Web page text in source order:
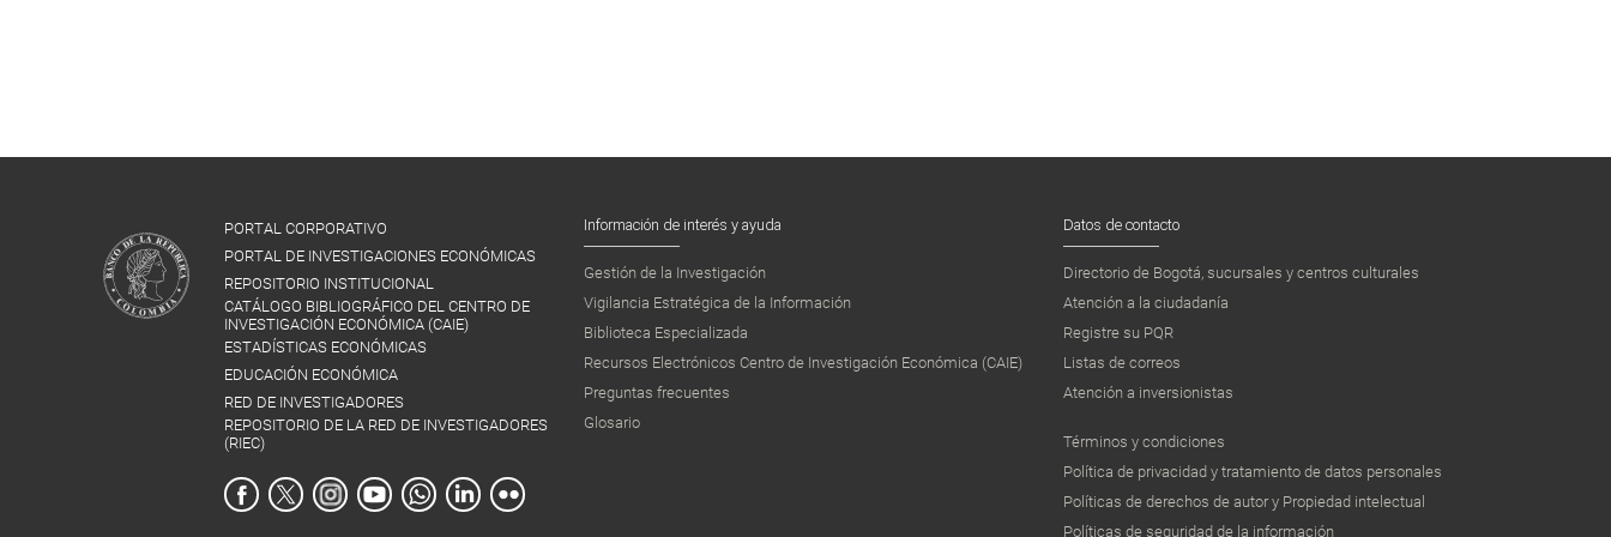
PORTAL CORPORATIVO
PORTAL DE INVESTIGACIONES ECONÓMICAS
REPOSITORIO INSTITUCIONAL
CATÁLOGO BIBLIOGRÁFICO DEL CENTRO DE
INVESTIGACIÓN ECONÓMICA (CAIE)
ESTADÍSTICAS ECONÓMICAS
EDUCACIÓN ECONÓMICA
RED DE INVESTIGADORES
REPOSITORIO DE LA RED DE INVESTIGADORES
(RIEC)
Información de interés y ayuda
Gestión de la Investigación
Vigilancia Estratégica de la Información
Biblioteca Especializada
Recursos Electrónicos Centro de Investigación Económica (CAIE)
Preguntas frecuentes
Glosario
Datos de contacto
Directorio de Bogotá, sucursales y centros culturales
Atención a la ciudadanía
Registre su PQR
Listas de correos
Atención a inversionistas
Términos y condiciones
Política de privacidad y tratamiento de datos personales
Políticas de derechos de autor y Propiedad intelectual
Políticas de seguridad de la información